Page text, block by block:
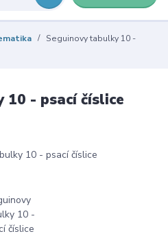
Seguinovy tabulky 10 -
- psací číslice